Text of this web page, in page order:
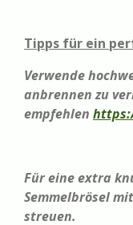
Tipps für ein
Verwende
anbrennen zu
empfehlen
Für eine extra
Semmelbrösel
streuen.